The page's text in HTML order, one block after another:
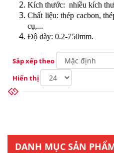
Kích thước: nhiều kích
Chất liệu: thép cacbon,
cụ,...
Độ dày: 0.2-750mm.
Sắp xếp theo
Hiển thị
DANH MỤC SẢN